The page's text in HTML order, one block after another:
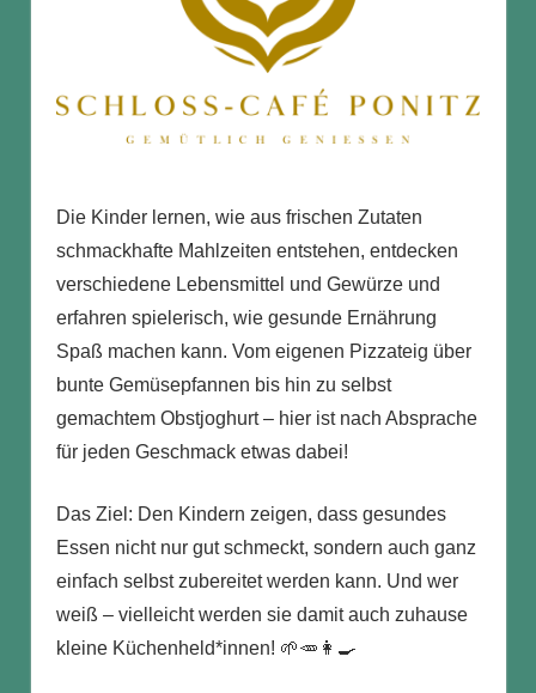
Die Kinder lernen, wie aus frischen Zutaten
schmackhafte Mahlzeiten entstehen, entdecken
verschiedene Lebensmittel und Gewürze und
erfahren spielerisch, wie gesunde Ernährung
Spaß machen kann. Vom eigenen Pizzateig über
bunte Gemüsepfannen bis hin zu selbst
gemachtem Obstjoghurt – hier ist nach Absprache
für jeden Geschmack etwas dabei!
Das Ziel: Den Kindern zeigen, dass gesundes
Essen nicht nur gut schmeckt, sondern auch ganz
einfach selbst zubereitet werden kann. Und wer
weiß – vielleicht werden sie damit auch zuhause
kleine Küchenheld*innen! 🌱🥕👩‍🍳